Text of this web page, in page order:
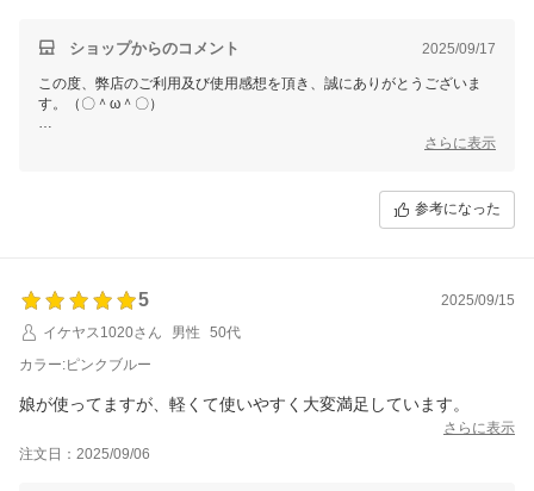
ショップからのコメント 2025/09/17
この度、弊店のご利用及び使用感想を頂き、誠にありがとうございま
す。（〇＾ω＾〇）
ご多用にもかかわらず、丁寧なご使用感想をいただき本当に嬉しい限り
お買い上げ商品は少しでもお客様のお役に立てれば幸いです。
これからもまた何がございましたら、是非お気軽にショップまでお問い
を開始してください。
今後も変わらぬご愛顧のほど、よろしくお願いいたします。
さらに表示
参考になった
5
2025/09/15
イケヤス1020さん
男性
50代
カラー:ピンクブルー
娘が使ってますが、軽くて使いやすく大変満足しています。
さらに表示
注文日：2025/09/06